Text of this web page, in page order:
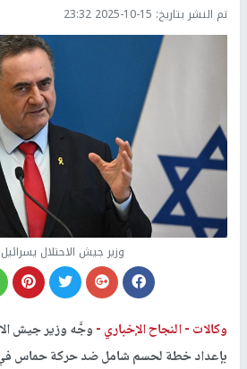
تم النشر بتاريخ: 2025-10-15 23:32
وزير جيش الاحتلال
وكالات -النجاح الإخباري -وجَّه وزير جيش
بإعداد خطة لحسم شامل ضد حركة حماس